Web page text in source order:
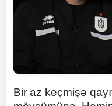
Bir az keçmişə